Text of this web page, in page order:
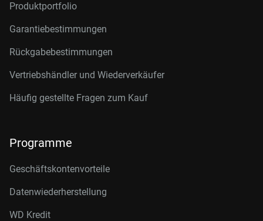
Produktportfolio
Garantiebestimmungen
Rückgabebestimmungen
Vertriebshändler und Wiederverkäufer
Häufig gestellte Fragen zum Kauf
Programme
Geschäftskontenvorteile
Datenwiederherstellung
WD Kredit